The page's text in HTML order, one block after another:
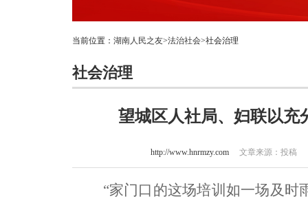
当前位置： 湖南人民之友>法治社会>社会治理
社会治理
望城区人社局、妇联以充
http://www.hnrmzy.com文章来源：投稿
“家门口的这场培训如一场及